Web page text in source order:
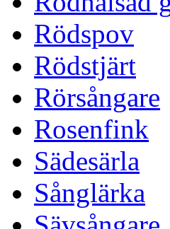
Rödspov
Rödstjärt
Rörsångare
Rosenfink
Sädesärla
Sånglärka